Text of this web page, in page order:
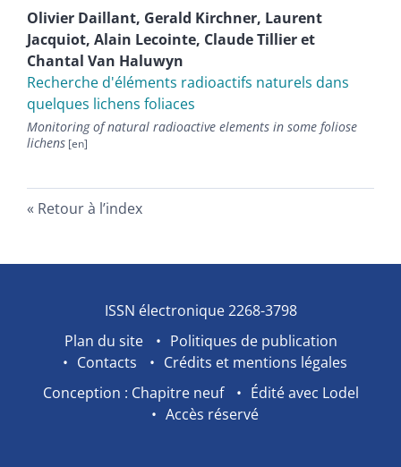
Olivier Daillant, Gerald Kirchner, Laurent
Jacquiot, Alain Lecointe, ClaudeTillieret
Chantal Van Haluwyn
Recherche d'éléments radioactifs naturels dans
quelques lichens foliaces
Monitoring of natural radioactive elements in some foliose
lichens
Retour à l’index
ISSN électronique 2268-3798
Plan du site
Politiques de publication
Contacts
Crédits et mentions légales
Conception : Chapitre neuf
Édité avec Lodel
Accès réservé